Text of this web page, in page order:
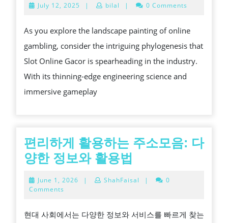
GACOR
THE
TIME
TO
COME
OF
July 12, 2025 July| bilal | 0 Comments
As you explore the landscape painting of online
gambling, consider the intriguing phylogenesis that
Slot Online Gacor is spearheading in the industry.
With its thinning-edge engineering science and
immersive gameplay
편리하게 활용하는 주소모음: 다
양한 정보와 활용법
활
June 1, 2026 June
| ShahFaisal |
0
Comments
현대 사회에서는 다양한 정보와 서비스를 빠르게 찾는